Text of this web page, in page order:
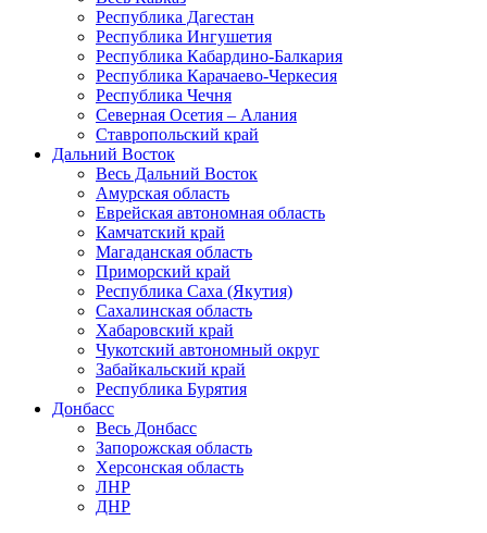
Республика Дагестан
Республика Ингушетия
Республика Кабардино-Балкария
Республика Карачаево-Черкесия
Республика Чечня
Северная Осетия – Алания
Ставропольский край
Дальний Восток
Весь Дальний Восток
Амурская область
Еврейская автономная область
Камчатский край
Магаданская область
Приморский край
Республика Саха (Якутия)
Сахалинская область
Хабаровский край
Чукотский автономный округ
Забайкальский край
Республика Бурятия
Донбасс
Весь Донбасс
Запорожская область
Херсонская область
ЛНР
ДНР